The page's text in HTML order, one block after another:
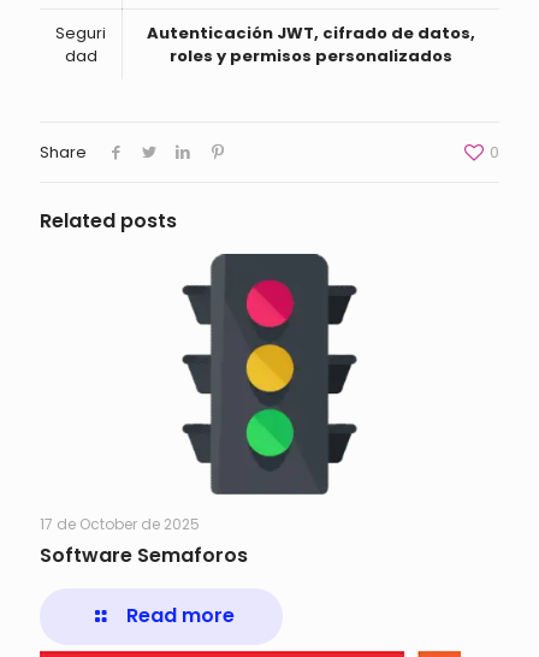
Seguri
dad
Autenticación JWT, cifrado de datos,
roles y permisos personalizados
Share 0
Related posts
17 de October de 2025
Software Semaforos
Read more